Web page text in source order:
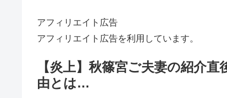
アフィリエイト広告
アフィリエイト広告を利用しています。
【炎上】秋篠宮ご夫妻の紹介
由とは…